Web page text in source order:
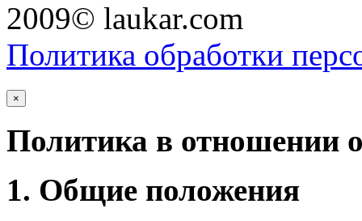
2009© laukar.com
Политика обработки
×
Политика в отношении
1. Общие положения